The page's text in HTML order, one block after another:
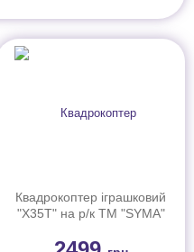
Квадрокоптер іграшковий
"X35T" на р/к ТМ "SYMA"